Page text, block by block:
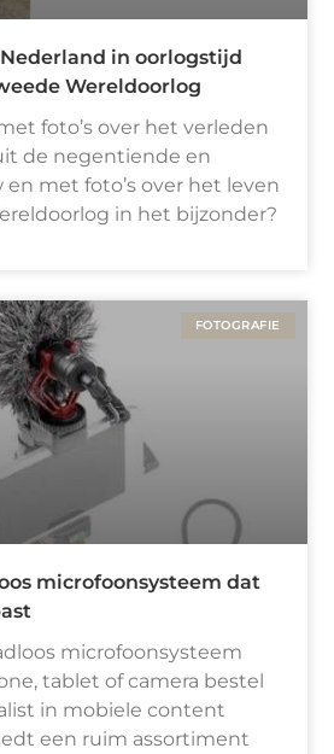
in oorlogstijd
Wereldoorlog
foto’s over het verleden
de negentiende en
met foto’s over het leven
in het bijzonder?
FOTOGRAFIE
microfoonsysteem dat
microfoonsysteem
tablet of camera bestel
in mobiele content
een ruim assortiment